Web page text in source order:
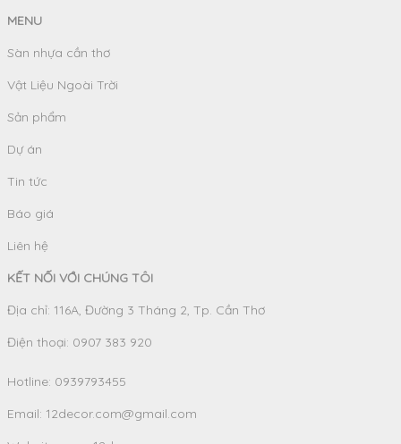
MENU
Sàn nhựa cần thơ
Vật Liệu Ngoài Trời
Sản phẩm
Dự án
Tin tức
Báo giá
Liên hệ
KẾT NỐI VỚI CHÚNG TÔI
Địa chỉ: 116A, Đường 3 Tháng 2, Tp. Cần Thơ
Điện thoại: 0907 383 920
Hotline: 0939793455
Email: 12decor.com@gmail.com